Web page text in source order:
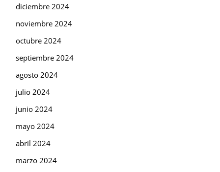
diciembre 2024
noviembre 2024
octubre 2024
septiembre 2024
agosto 2024
julio 2024
junio 2024
mayo 2024
abril 2024
marzo 2024